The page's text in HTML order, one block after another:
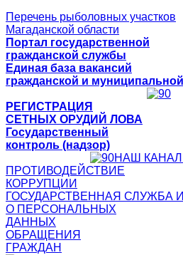
Перечень рыболовных участков
Магаданской области
Портал государственной
гражданской службы
Единая база вакансий
гражданской и
РЕГИСТРАЦИЯ
СЕТНЫХ ОРУДИЙ ЛОВА
Государственный
контроль (надзор)
НАШ
ПРОТИВОДЕЙСТВИЕ
КОРРУПЦИИ
ГОСУДАРСТВЕННАЯ СЛУЖБА
О ПЕРСОНАЛЬНЫХ
ДАННЫХ
ОБРАЩЕНИЯ
ГРАЖДАН